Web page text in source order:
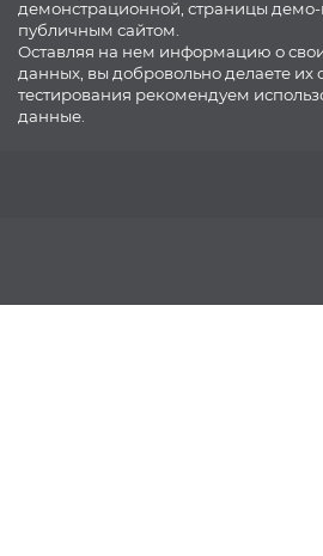
демонстрационной, страницы
публичным сайтом.
Оставляя на нем информацию о
данных, вы добровольно делаете
тестирования рекомендуем
данные.